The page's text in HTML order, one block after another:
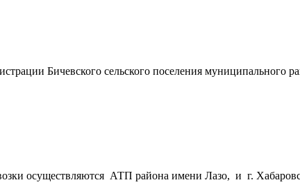
Бичевского сельского поселения муниципального
осуществляются АТП района имени Лазо, и г.